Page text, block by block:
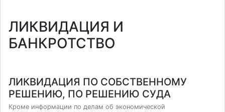
ЛИКВИДАЦИЯ И
БАНКРОТСТВО
ЛИКВИДАЦИЯ ПО СОБСТВЕННОМУ
РЕШЕНИЮ, ПО РЕШЕНИЮ СУДА
Кроме информации по делам об экономической